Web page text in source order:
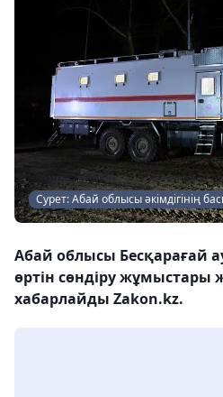
Сурет: Абай облысы әкімдігінің
Абай облысы Бесқарағай
өртін сөндіру жұмыстары
хабарлайды Zakon.kz.